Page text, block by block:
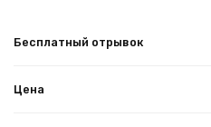
Бесплатный отрывок
Цена